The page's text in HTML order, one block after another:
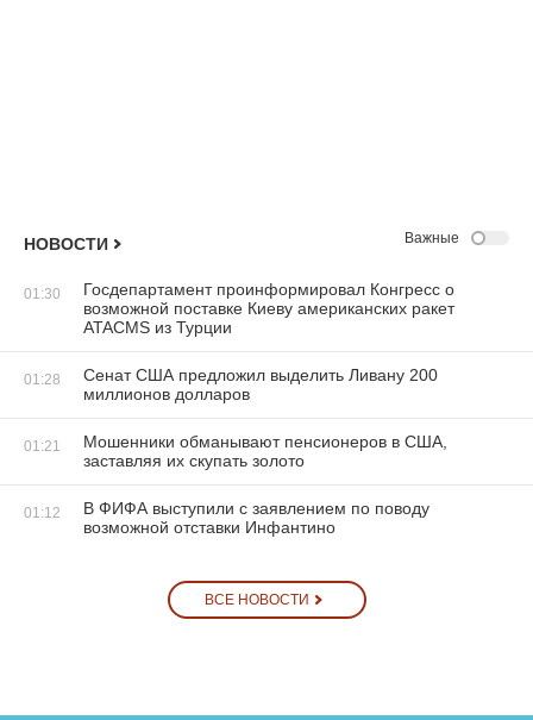
НОВОСТИ Важные
01:30
Госдепартамент проинформировал Конгресс о
возможной поставке Киеву американских ракет
ATACMS из Турции
01:28
Сенат США предложил выделить Ливану 200
миллионов долларов
01:21
Мошенники обманывают пенсионеров в США,
заставляя их скупать золото
01:12
В ФИФА выступили с заявлением по поводу
возможной отставки Инфантино
ВСЕ НОВОСТИ